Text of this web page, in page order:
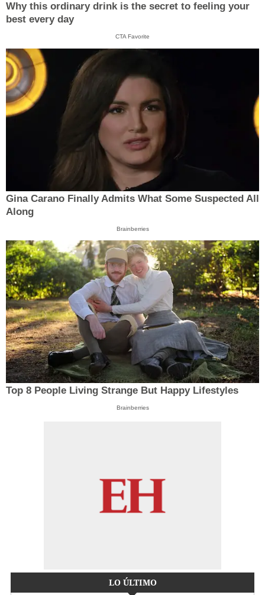
Why this ordinary drink is the secret to feeling your
best every day
CTA Favorite
Gina Carano Finally Admits What Some Suspected All
Along
Brainberries
Top 8 People Living Strange But Happy Lifestyles
Brainberries
LO ÚLTIMO